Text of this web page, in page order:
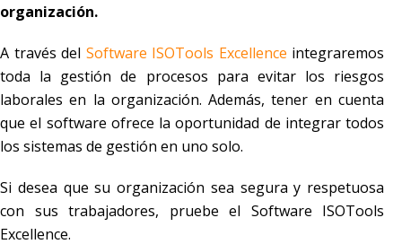
organización.
A través del Software ISOTools Excellence integraremos
toda la gestión de procesos para evitar los riesgos
laborales en la organización. Además, tener en cuenta
que el software ofrece la oportunidad de integrar todos
los sistemas de gestión en uno solo.
Si desea que su organización sea segura y respetuosa
con sus trabajadores, pruebe el Software ISOTools
Excellence.